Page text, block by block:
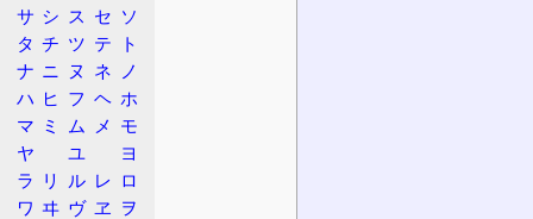
主な用途
科学
通信
情報処理
文化・芸術
運輸・交通
その他
サ シ ス セ ソ
タ チ ツ テ
ト
ナ ニ ヌ ネ
ノ
ハ ヒ フ ヘ ホ
マ ミ ム メ
モ
ヤ
ユ
ヨ
ラ
リ ル レ ロ
ワ ヰ ヴ ヱ
ヲ